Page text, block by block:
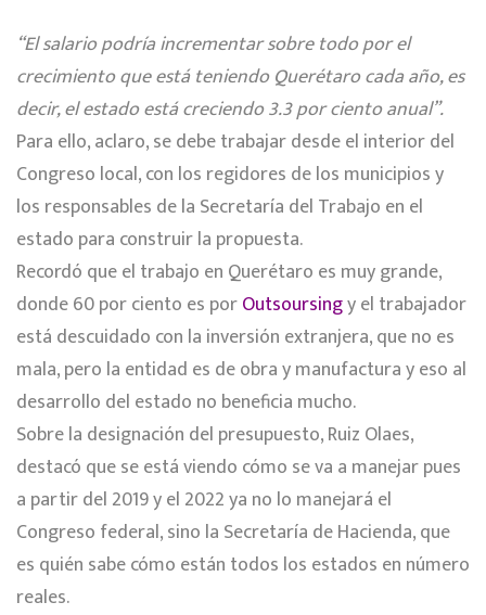
“El salario podría incrementar sobre todo por el
crecimiento que está teniendo Querétaro cada año, es
decir, el estado está creciendo 3.3 por ciento anual”.
Para ello, aclaro, se debe trabajar desde el interior del
Congreso local, con los regidores de los municipios y
los responsables de la Secretaría del Trabajo en el
estado para construir la propuesta.
Recordó que el trabajo en Querétaro es muy grande,
donde 60 por ciento es porOutsoursingy el trabajador
está descuidado con la inversión extranjera, que no es
mala, pero la entidad es de obra y manufactura y eso al
desarrollo del estado no beneficia mucho.
Sobre la designación del presupuesto, Ruiz Olaes,
destacó que se está viendo cómo se va a manejar pues
a partir del 2019 y el 2022 ya no lo manejará el
Congreso federal, sino la Secretaría de Hacienda, que
es quién sabe cómo están todos los estados en número
reales.